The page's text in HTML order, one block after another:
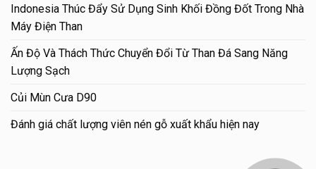
Indonesia Thúc Đẩy Sử Dụng Sinh Khối Đồng Đốt Trong Nhà
Máy Điện Than
Ấn Độ Và Thách Thức Chuyển Đổi Từ Than Đá Sang Năng
Lượng Sạch
Củi Mùn Cưa D90
Đánh giá chất lượng viên nén gỗ xuất khẩu hiện nay